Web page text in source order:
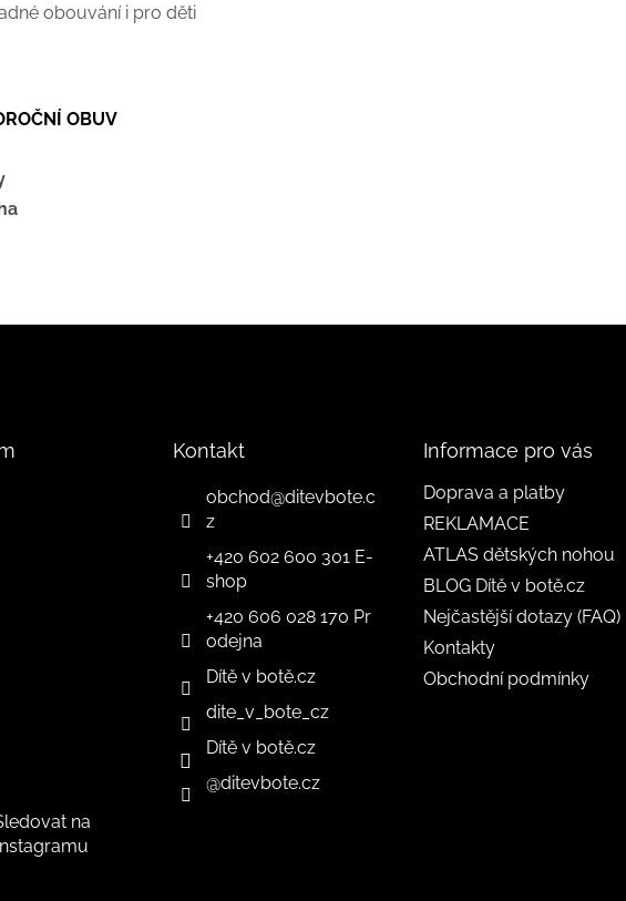
obouvání i pro děti
OBUV
na
Instagramu
Kontakt
obchod@ditevbote.c
z
+420 602 600 301 E-
shop
+420 606 028 170 Pr
odejna
Dítě v botě.cz
dite_v_bote_cz
Dítě v botě.cz
@ditevbote.cz
Informace pro vás
Doprava a platby
REKLAMACE
ATLAS dětských nohou
BLOG Dítě v botě.cz
Nejčastější dotazy (FAQ)
Kontakty
Obchodní podmínky